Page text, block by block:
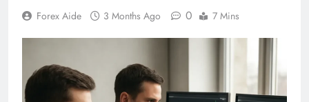
Forex Aide 3 Months Ago 0 7 Mins